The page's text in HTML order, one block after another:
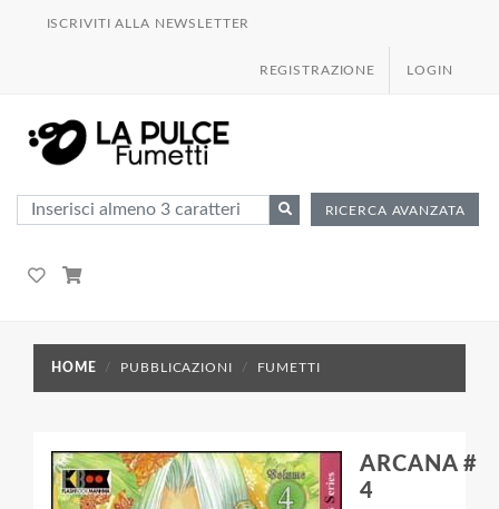
ISCRIVITI ALLA NEWSLETTER
REGISTRAZIONE LOGIN
RICERCA AVANZATA
HOME PUBBLICAZIONI FUMETTI
ARCANA #
4